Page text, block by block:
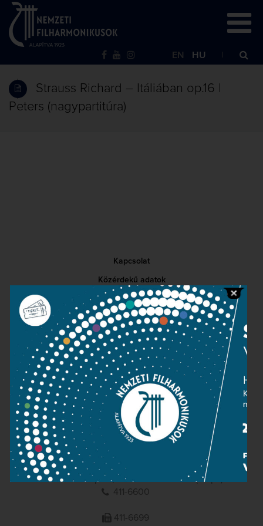
EN HU
Strauss Richard – Itáliában op.16 |
Peters (nagypartitúra)
Kapcsolat
Közérdekű adatok
Sajtószoba
Adatvédelem
Impresszum
NEMZETI
FILHARMONIKUSOK
1095 Budapest, Komor Marcell u. 1. (Müpa)
411-6600
411-6699